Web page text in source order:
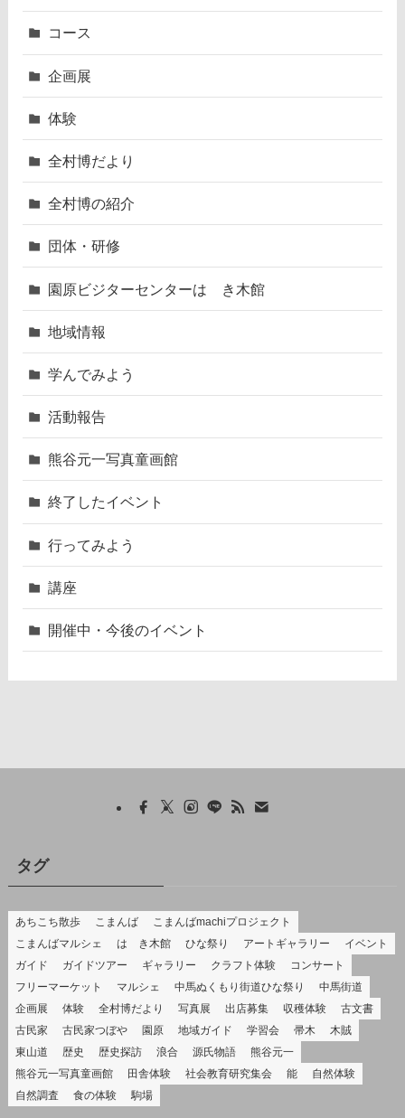
コース
企画展
体験
全村博だより
全村博の紹介
団体・研修
園原ビジターセンターはゝき木館
地域情報
学んでみよう
活動報告
熊谷元一写真童画館
終了したイベント
行ってみよう
講座
開催中・今後のイベント
タグ
あちこち散歩 こまんば
こまんばmachiプロジェクト
こまんばマルシェ
はゝき木館 ひな祭り アートギャラリー
イベント
ガイド
ガイドツアー ギャラリー クラフト体験
コンサート
フリーマーケット
マルシェ 中馬ぬくもり街道ひな祭り
中馬街道
企画展
体験 全村博だより 写真展 出店募集 収穫体験
古文書
古民家
古民家つぼや 園原 地域ガイド 学習会 帚木
木賊
東山道
歴史 歴史探訪 浪合 源氏物語
熊谷元一
熊谷元一写真童画館
田舎体験 社会教育研究集会 能
自然体験
自然調査
食の体験 駒場